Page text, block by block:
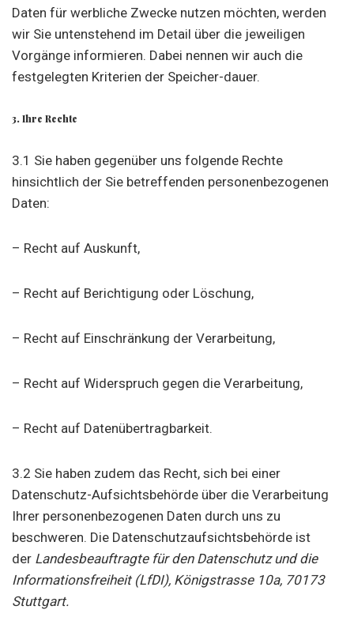
Daten für werbliche Zwecke nutzen möchten, werden
wir Sie untenstehend im Detail über die jeweiligen
Vorgänge informieren. Dabei nennen wir auch die
festgelegten Kriterien der Speicher-dauer.
3. Ihre Rechte
3.1 Sie haben gegenüber uns folgende Rechte
hinsichtlich der Sie betreffenden personenbezogenen
Daten:
– Recht auf Auskunft,
– Recht auf Berichtigung oder Löschung,
– Recht auf Einschränkung der Verarbeitung,
– Recht auf Widerspruch gegen die Verarbeitung,
– Recht auf Datenübertragbarkeit.
3.2 Sie haben zudem das Recht, sich bei einer
Datenschutz-Aufsichtsbehörde über die Verarbeitung
Ihrer personenbezogenen Daten durch uns zu
beschweren. Die Datenschutzaufsichtsbehörde ist
der Landesbeauftragte für den Datenschutz und die
Informationsfreiheit (LfDI), Königstrasse 10a, 70173
Stuttgart.